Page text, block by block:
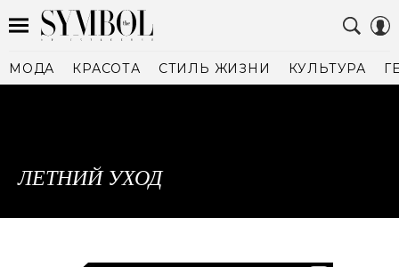
МОДА КРАСОТА СТИЛЬ ЖИЗНИ КУЛЬТУРА
ЛЕТНИЙ УХОД